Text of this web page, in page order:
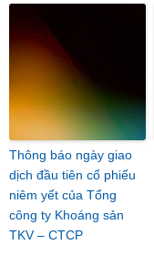
Thông báo ngày giao
dịch đầu tiên cổ phiếu
niêm yết của Tổng
công ty Khoáng sản
TKV – CTCP